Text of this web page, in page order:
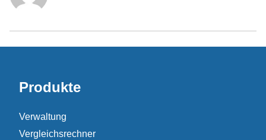
Produkte
Verwaltung
Vergleichsrechner